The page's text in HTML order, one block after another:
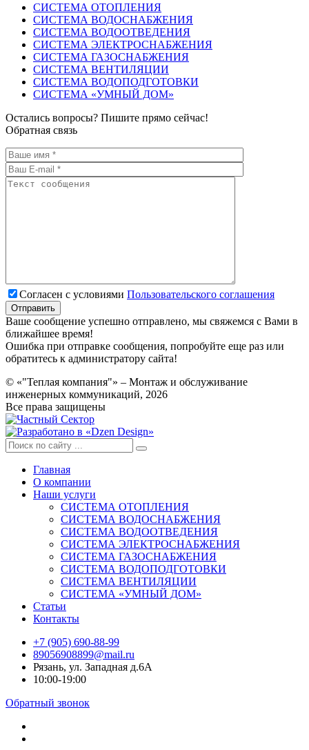
СИСТЕМА ОТОПЛЕНИЯ
СИСТЕМА ВОДОСНАБЖЕНИЯ
СИСТЕМА ВОДООТВЕДЕНИЯ
СИСТЕМА ЭЛЕКТРОСНАБЖЕНИЯ
СИСТЕМА ГАЗОСНАБЖЕНИЯ
СИСТЕМА ВЕНТИЛЯЦИИ
СИСТЕМА ВОДОПОДГОТОВКИ
СИСТЕМА «УМНЫЙ ДОМ»
Остались вопросы? Пишите прямо сейчас!
Обратная связь
Согласен с условиями Пользовательского соглашения
Ваше сообщение успешно отправлено, мы свяжемся с Вами в
ближайшее время!
Ошибка при отправке сообщения, попробуйте еще раз или
обратитесь к администратору сайта!
© «"Теплая компания"» – Монтаж и обслуживание
инженерных коммуникаций, 2026
Все права защищены
Главная
О компании
Наши услуги
СИСТЕМА ОТОПЛЕНИЯ
СИСТЕМА ВОДОСНАБЖЕНИЯ
СИСТЕМА ВОДООТВЕДЕНИЯ
СИСТЕМА ЭЛЕКТРОСНАБЖЕНИЯ
СИСТЕМА ГАЗОСНАБЖЕНИЯ
СИСТЕМА ВОДОПОДГОТОВКИ
СИСТЕМА ВЕНТИЛЯЦИИ
СИСТЕМА «УМНЫЙ ДОМ»
Статьи
Контакты
+7 (905) 690-88-99
89056908899@mail.ru
Рязань, ул. Западная д.6А
10:00-19:00
Обратный звонок